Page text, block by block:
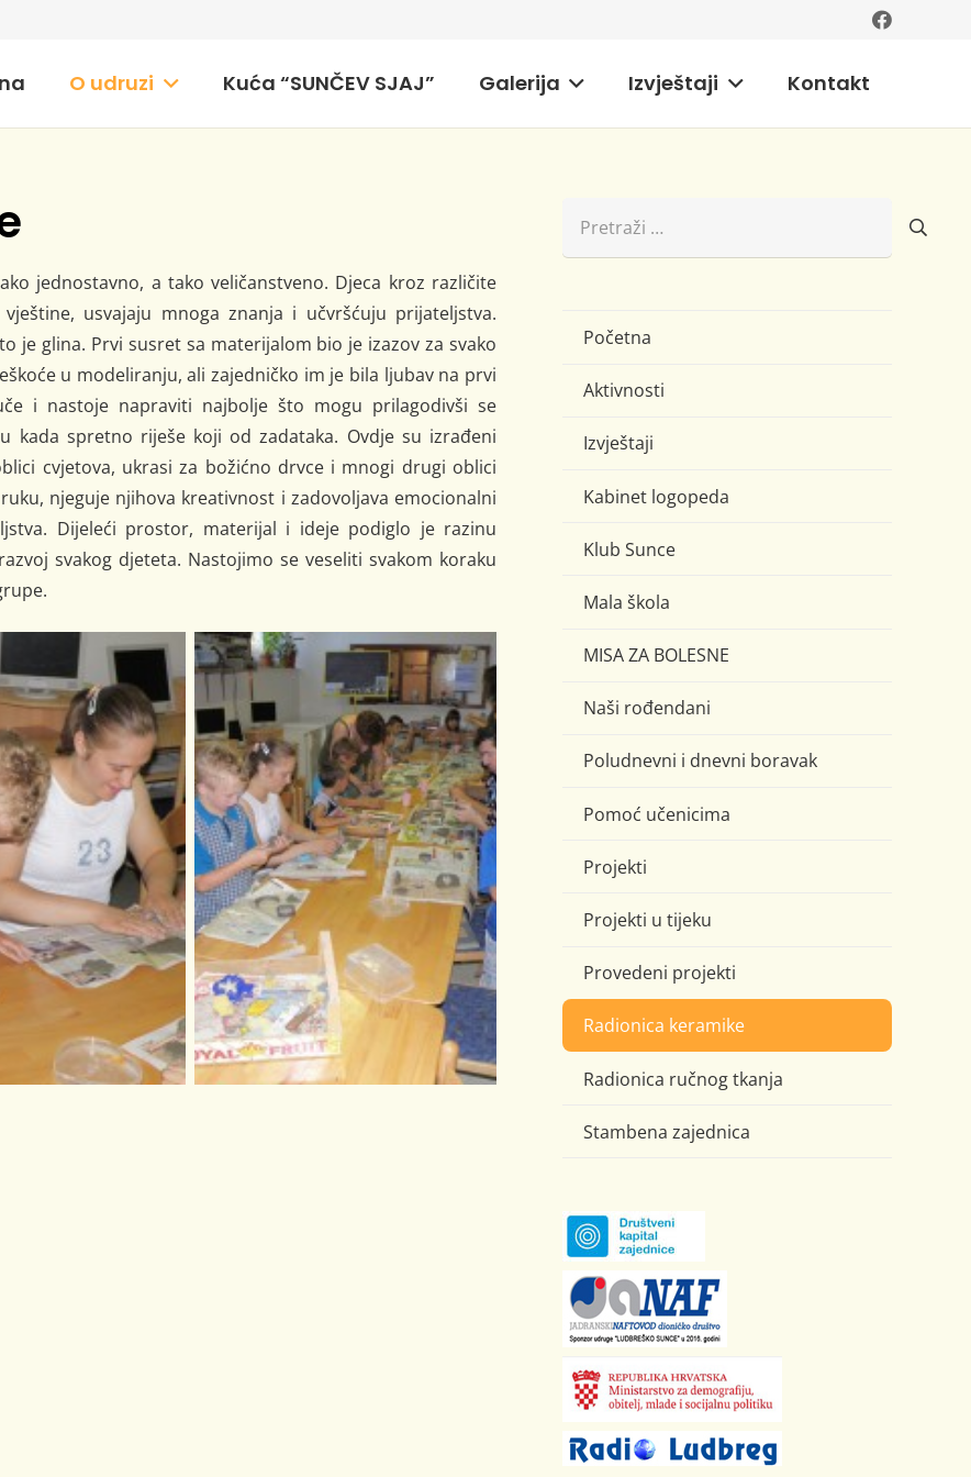
O udruzi Kuća “SUNČEV SJAJ” Galerija Izvještaji Kontakt
jednostavno, a tako veličanstveno. Djeca kroz različite
usvajaju mnoga znanja i učvršćuju prijateljstva.
je glina. Prvi susret sa materijalom bio je izazov za svako
u modeliranju, ali zajedničko im je bila ljubav na prvi
i nastoje napraviti najbolje što mogu prilagodivši se
kada spretno riješe koji od zadataka. Ovdje su izrađeni
cvjetova, ukrasi za božićno drvce i mnogi drugi oblici
njeguje njihova kreativnost i zadovoljava emocionalni
Dijeleći prostor, materijal i ideje podiglo je razinu
svakog djeteta. Nastojimo se veseliti svakom koraku
Početna
Aktivnosti
Izvještaji
Kabinet logopeda
Klub Sunce
Mala škola
MISA ZA BOLESNE
Naši rođendani
Poludnevni i dnevni boravak
Pomoć učenicima
Projekti
Projekti u tijeku
Provedeni projekti
Radionica keramike
Radionica ručnog tkanja
Stambena zajednica